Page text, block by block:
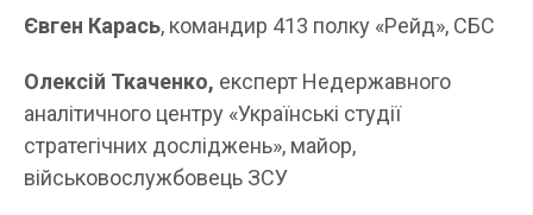
Євген Карась, командир 413 полку «Рейд», СБС
Олексій Ткаченко, експерт Недержавного
аналітичного центру «Українські студії
стратегічних досліджень», майор,
військовослужбовець ЗСУ